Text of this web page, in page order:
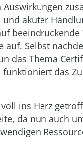
akuter
beeindruckende
auf. Selbst
das Thema
das
ins Herz
da nun auch